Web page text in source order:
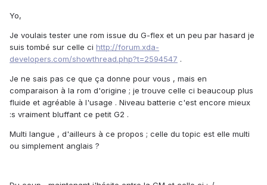
Yo,
Je voulais tester une rom issue du G-flex et un peu par hasard je
suis tombé sur celle ci http://forum.xda-
developers.com/showthread.php?t=2594547 .
Je ne sais pas ce que ça donne pour vous , mais en
comparaison à la rom d'origine ; je trouve celle ci beaucoup plus
fluide et agréable à l'usage . Niveau batterie c'est encore mieux
:s vraiment bluffant ce petit G2 .
Multi langue , d'ailleurs à ce propos ; celle du topic est elle multi
ou simplement anglais ?